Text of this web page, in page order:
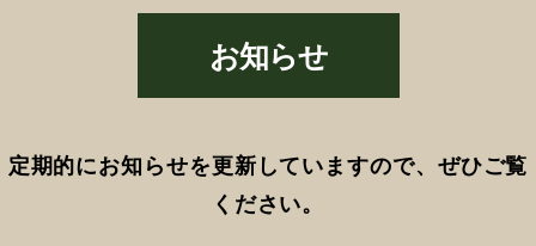
お知らせ
定期的にお知らせを更新していますので、ぜひご覧
ください。